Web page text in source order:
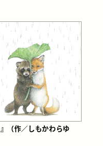
（作／しもかわらゆ